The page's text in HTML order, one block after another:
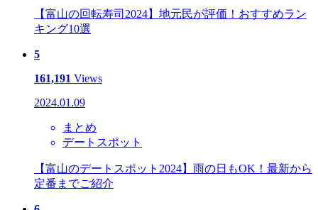
【富山の回転寿司2024】地元民が評価！おすすめラン
キング10選
5
161,191 Views
2024.01.09
まとめ
デートスポット
【富山のデートスポット2024】雨の日もOK！最新から
定番までご紹介